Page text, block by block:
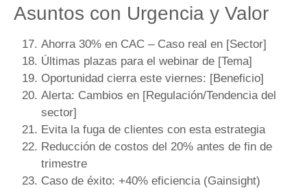
Asuntos con Urgencia y Valor
Ahorra 30% en CAC – Caso real en [Sector]
Últimas plazas para el webinar de [Tema]
Oportunidad cierra este viernes: [Beneficio]
Alerta: Cambios en [Regulación/Tendencia del
sector]
Evita la fuga de clientes con esta estrategia
Reducción de costos del 20% antes de fin de
trimestre
Caso de éxito: +40% eficiencia (Gainsight)